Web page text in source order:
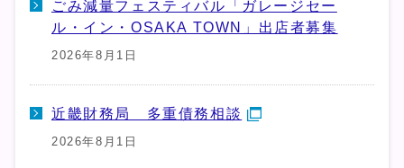
ごみ減量フェスティバル「ガレージセー
ル・イン・OSAKA TOWN」出店者募集
2026年8月1日
近畿財務局 多重債務相談
2026年8月1日